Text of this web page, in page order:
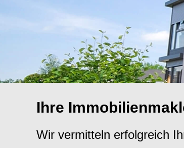
Ihre
Wir vermitteln erfolgreich